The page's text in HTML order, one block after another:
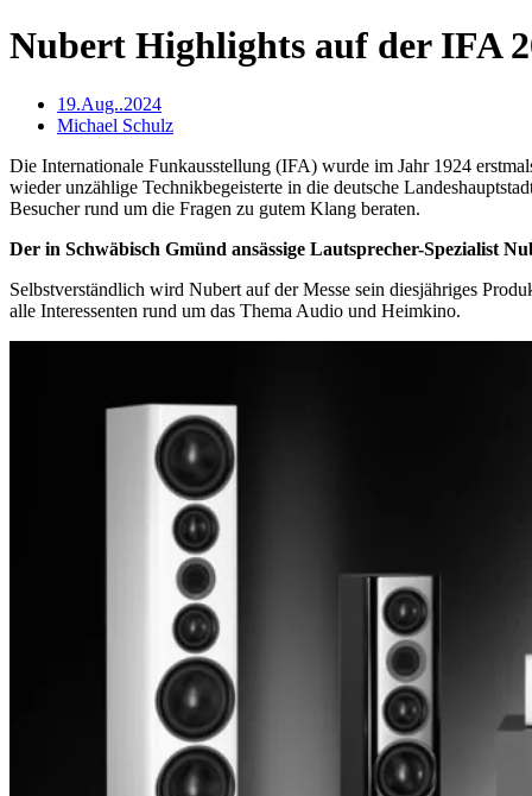
Nubert Highlights auf der IFA
19.Aug..2024
Michael Schulz
Die Internationale Funkausstellung (IFA) wurde im Jahr 1924
wieder unzählige Technikbegeisterte in die deutsche
Besucher rund um die Fragen zu gutem Klang beraten.
Der in Schwäbisch Gmünd ansässige Lautsprecher-Spezialist
Selbstverständlich wird Nubert auf der Messe sein diesjähriges
alle Interessenten rund um das Thema Audio und Heimkino.